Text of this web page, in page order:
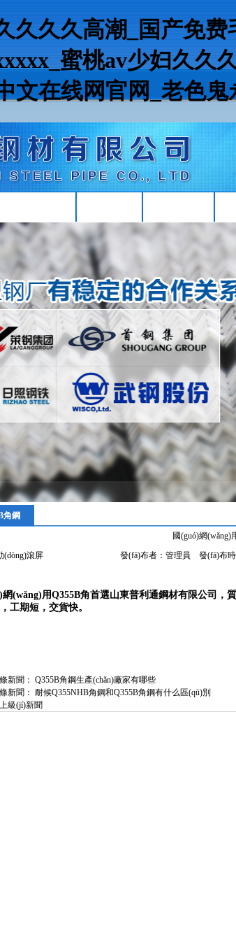
久久久高潮_国产免
蜜桃av少妇久久
文在线网官网_老色
角鋼
國(guó)網(wǎng)
(dòng)滾屏
發(fā)布者：管理員 發(fā)布
(wǎng)用Q355B角首選山東普利通鋼材有限公司，質
工期短，交貨快。
新聞： Q355B角鋼生產(chǎn)廠家有哪些
新聞： 耐候Q355NHB角鋼和Q355B角鋼有什么區(qū)別
級(jí)新聞